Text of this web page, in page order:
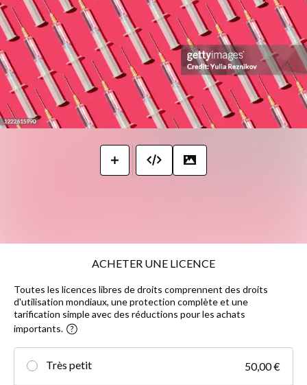
ACHETER UNE LICENCE
Toutes les licences libres de droits comprennent des droits
d'utilisation mondiaux, une protection complète et une
tarification simple avec des réductions pour les achats
importants.
Très petit 50,00 €